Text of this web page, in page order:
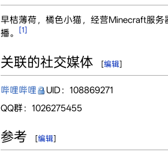
早桔薄荷，橘色小猫，经营Minecraft服务
播。
[1]
关联的社交媒体 [编辑]
哔哩哔哩
UID：108869271
QQ群：1026275455
参考 [编辑]